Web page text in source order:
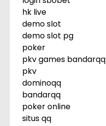
hk live
demo slot
demo slot pg
poker
pkv games bandarqq
pkv
dominoqq
bandarqq
poker online
situs qq